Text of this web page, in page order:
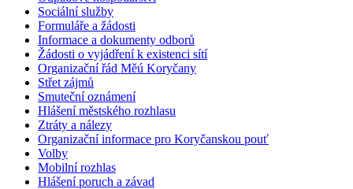
Sociální služby
Formuláře a žádosti
Informace a dokumenty odborů
Žádosti o vyjádření k existenci sítí
Organizační řád Měú Koryčany
Střet zájmů
Smuteční oznámení
Hlášení městského rozhlasu
Ztráty a nálezy
Organizační informace pro Koryčanskou pouť
Volby
Mobilní rozhlas
Hlášení poruch a závad